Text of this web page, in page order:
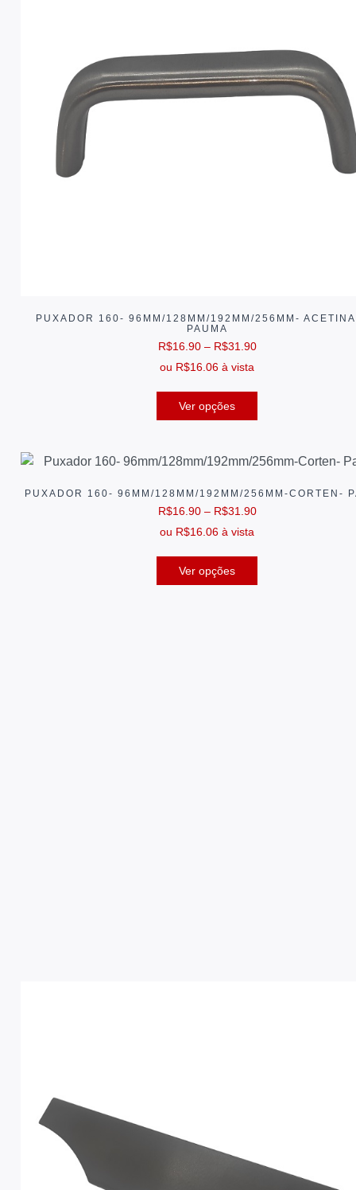
PUXADOR 160- 96MM/128MM/192MM/256MM-
PAUMA
R$16.90 – R$31.90
ou R$16.06 à vista
Ver opções
PUXADOR 160- 96MM/128MM/192MM/256MM-CORTEN-
R$16.90 – R$31.90
ou R$16.06 à vista
Ver opções